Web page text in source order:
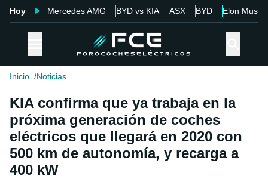
Hoy Mercedes AMG BYD vs KIA ASX BYD Elon Musk
Inicio Noticias
KIA confirma que ya trabaja en la
próxima generación de coches
eléctricos que llegará en 2020 con
500 km de autonomía, y recarga a
400 kW